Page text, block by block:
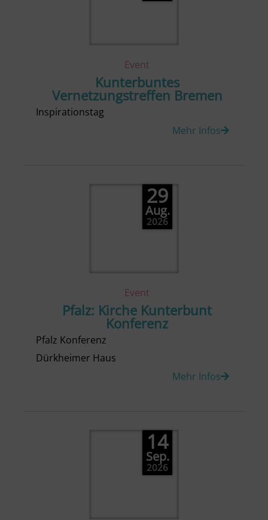
Event
Kunterbuntes
Vernetzungstreffen Bremen
Inspirationstag
Mehr Infos
29
Aug.
2026
Event
Pfalz: Kirche Kunterbunt
Konferenz
Pfalz Konferenz
Dürkheimer Haus
Mehr Infos
14
Sep.
2026